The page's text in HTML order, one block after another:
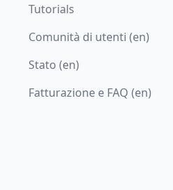
Tutorials
Comunità di utenti (en)
Stato (en)
Fatturazione e FAQ (en)